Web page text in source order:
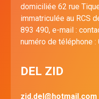
domiciliée 62 rue
immatriculée au RCS
893 490, e-mail :
numéro de téléphone
DEL ZID
zid.del@hotmail.com